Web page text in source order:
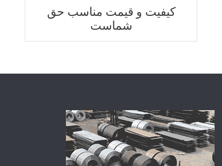
کیفیت و قیمت مناسب حق
شماست